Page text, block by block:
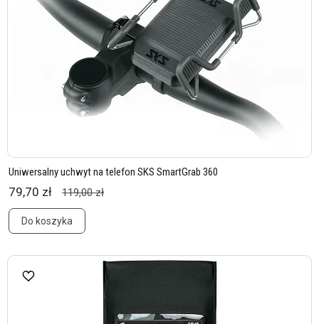
Uniwersalny uchwyt na telefon SKS SmartGrab 360
79,70 zł 119,00 zł
Do koszyka